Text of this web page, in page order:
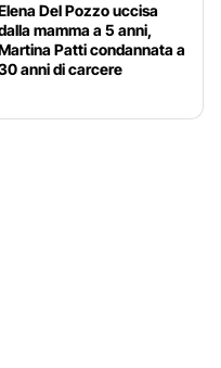
Del Pozzo uccisa
mamma a 5 anni,
Patti condannata a
anni di carcere